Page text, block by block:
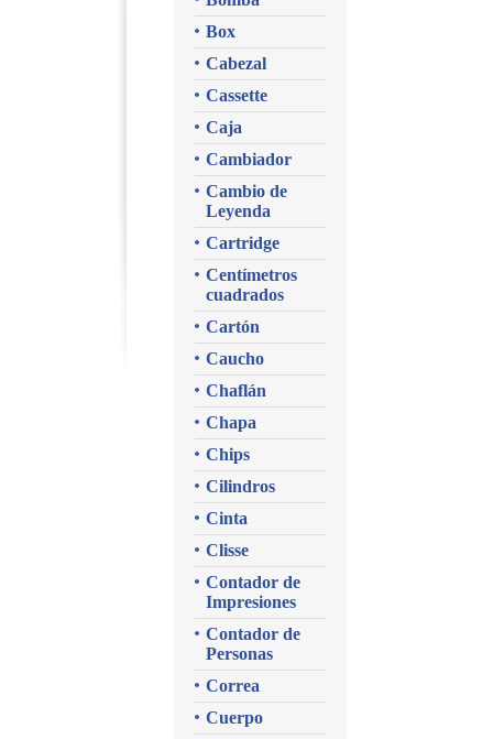
Box
Cabezal
Cassette
Caja
Cambiador
Cambio de
Leyenda
Cartridge
Centímetros
cuadrados
Cartón
Caucho
Chaflán
Chapa
Chips
Cilindros
Cinta
Clisse
Contador de
Impresiones
Contador de
Personas
Correa
Cuerpo